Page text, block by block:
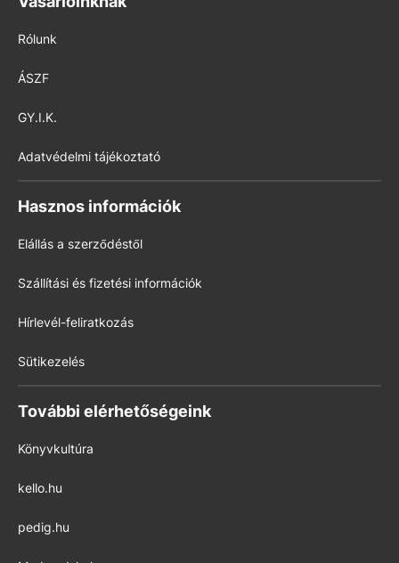
Rólunk
ÁSZF
GY.I.K.
Adatvédelmi tájékoztató
Hasznos információk
Elállás a szerződéstől
Szállítási és fizetési információk
Hírlevél-feliratkozás
Sütikezelés
További elérhetőségeink
Könyvkultúra
kello.hu
pedig.hu